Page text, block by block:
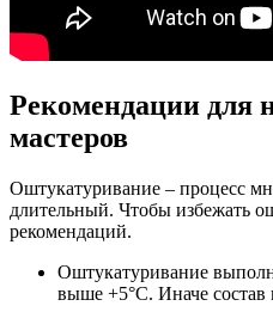
Рекомендации для
мастеров
Оштукатуривание – процесс
длительный. Чтобы избежать
рекомендаций.
Оштукатуривание
выше +5°С. Иначе состав